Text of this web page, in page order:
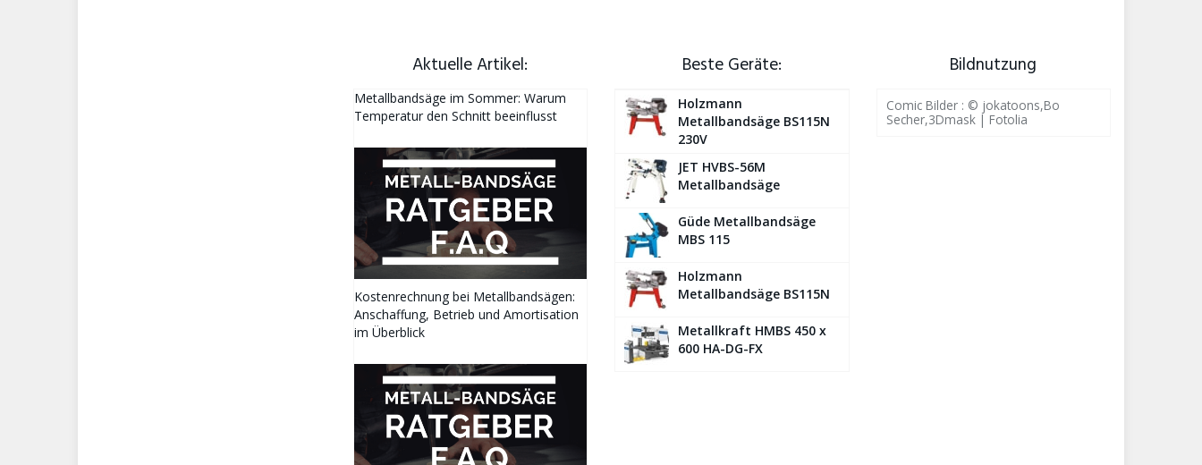
Aktuelle Artikel:
Metallbandsäge im Sommer: Warum
Temperatur den Schnitt beeinflusst
Kostenrechnung bei Metallbandsägen:
Anschaffung, Betrieb und Amortisation
im Überblick
Beste Geräte:
Holzmann
Metallbandsäge BS115N
230V
JET HVBS-56M
Metallbandsäge
Güde Metallbandsäge
MBS 115
Holzmann
Metallbandsäge BS115N
Metallkraft HMBS 450 x
600 HA-DG-FX
Bildnutzung
Comic Bilder : © jokatoons,Bo
Secher,3Dmask | Fotolia